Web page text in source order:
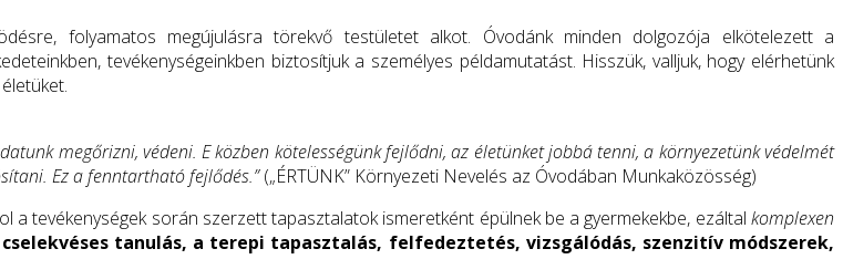
folyamatos megújulásra törekvő testületet alkot. Óvodánk minden dolgozója elkötelezett a
tevékenységeinkben biztosítjuk a személyes példamutatást. Hisszük, valljuk, hogy elérhetünk
megőrizni, védeni. E közben kötelességünk fejlődni, az életünket jobbá tenni, a környezetünk védelmét
Ez a fenntartható fejlődés.”(„ÉRTÜNK” Környezeti Nevelés az Óvodában Munkaközösség)
a tevékenységek során szerzett tapasztalatok ismeretként épülnek be a gyermekekbe, ezáltalkomplexen
tanulás, a terepi tapasztalás, felfedeztetés, vizsgálódás, szenzitív módszerek,